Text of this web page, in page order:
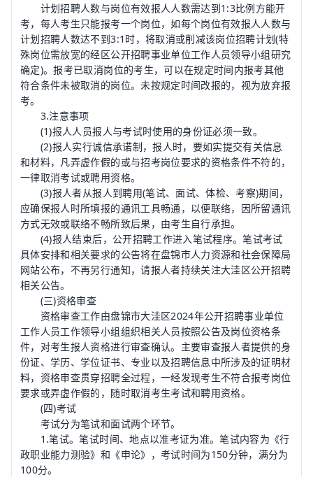
计划招聘人数与岗位有效报人人数需达到1:3比例方能开
考，每人考生只能报考一个岗位，如每个岗位有效报人人数与
计划招聘人数达不到3:1时，将取消或削减该岗位招聘计划(特
殊岗位需放宽的经区公开招聘事业单位工作人员领导小组研究
确定)。报考已取消岗位的考生，可以在规定时间内报考其他
符合条件未被取消的岗位。未按规定时间改报的，视为放弃报
考。
3.注意事项
(1)报人人员报人与考试时使用的身份证必须一致。
(2)报人实行诚信承诺制，报人时，要如实提交有关信息
和材料，凡弄虚作假的或与招考岗位要求的资格条件不符的，
一律取消考试或聘用资格。
(3)报人者从报人到聘用(笔试、面试、体检、考察)期间，
应确保报人时所填报的通讯工具畅通，以便联络，因所留通讯
方式无效或联络不畅所致后果，由考生自行承担。
(4)报人结束后，公开招聘工作进入笔试程序。笔试考试
具体安排和相关要求的公告将在盘锦市人力资源和社会保障局
网站公布，不再另行通知，请报人者持续关注大洼区公开招聘
相关公告。
(三)资格审查
资格审查工作由盘锦市大洼区2024年公开招聘事业单位
工作人员工作领导小组组织相关人员按照公告及岗位资格条
件，对考生报人资格进行审查确认。主要审查报人者提供的身
份证、学历、学位证书、专业以及招聘信息中所涉及的证明材
料，资格审查贯穿招聘全过程，一经发现考生不符合报考岗位
要求或弄虚作假的，随时取消考生考试和聘用资格。
(四)考试
考试分为笔试和面试两个环节。
1.笔试。笔试时间、地点以准考证为准。笔试内容为《行
政职业能力测验》和《申论》，考试时间为150分钟，满分为
100分。